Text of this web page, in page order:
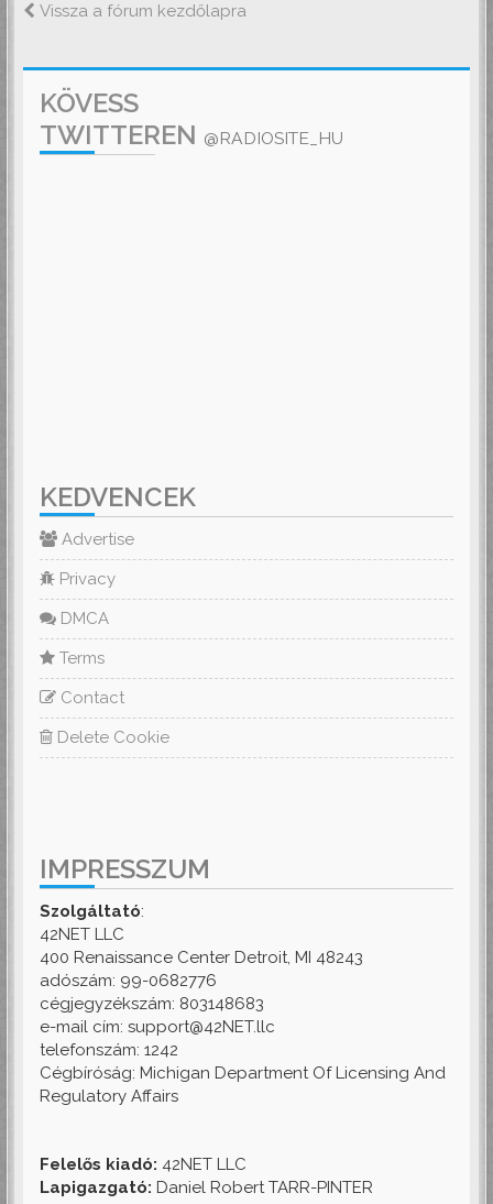
Vissza a fórum kezdőlapra
KÖVESS
TWITTEREN @RADIOSITE_HU
KEDVENCEK
Advertise
Privacy
DMCA
Terms
Contact
Delete Cookie
IMPRESSZUM
Szolgáltató:
42NET LLC
400 Renaissance Center Detroit, MI 48243
adószám: 99-0682776
cégjegyzékszám: 803148683
e-mail cím: support@42NET.llc
telefonszám: 1242
Cégbíróság: Michigan Department Of Licensing And
Regulatory Affairs
Felelős kiadó: 42NET LLC
Lapigazgató: Daniel Robert TARR-PINTER